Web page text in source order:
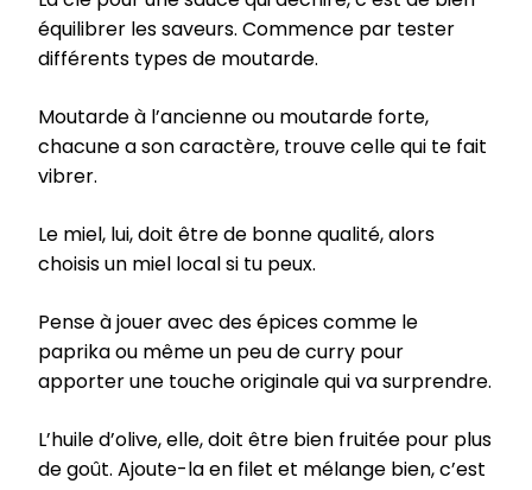
équilibrer les saveurs. Commence par tester
différents types de moutarde.
Moutarde à l’ancienne ou moutarde forte,
chacune a son caractère, trouve celle qui te fait
vibrer.
Le miel, lui, doit être de bonne qualité, alors
choisis un miel local si tu peux.
Pense à jouer avec des épices comme le
paprika ou même un peu de curry pour
apporter une touche originale qui va surprendre.
L’huile d’olive, elle, doit être bien fruitée pour plus
de goût. Ajoute-la en filet et mélange bien, c’est